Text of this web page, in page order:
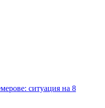
ситуация на 8